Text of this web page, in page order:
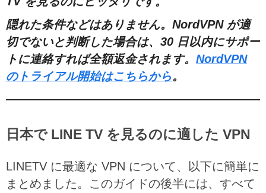
隠れた条件などはありません。NordVPN が適
切でないと判断した場合は、30 日以内にサポー
トに連絡すれば全額返金されます。 NordVPN
のトライアル開始はこちらから。
日本で LINE TV を見るのに適した VPN
LINETV に最適な VPN について、以下に簡単に
まとめました。このガイドの後半には、すべて